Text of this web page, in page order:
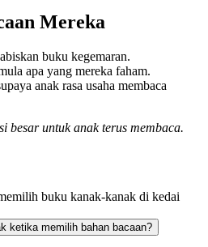
Mereka
buku kegemaran.
apa yang mereka faham.
anak rasa usaha membaca
besar untuk anak terus membaca.
ketika memilih bahan bacaan?